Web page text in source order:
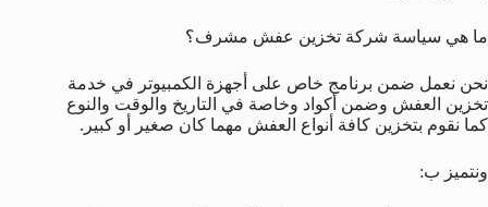
ما هي سياسة شركة تخزين عفش مشرف؟
نحن نعمل ضمن برنامج خاص على أجهزة الكمبيوتر في خدمة
تخزين العفش وضمن أكواد وخاصة في التاريخ والوقت والنوع
كما نقوم بتخزين كافة أنواع العفش مهما كان صغير أو كبير.
ونتميز ب: